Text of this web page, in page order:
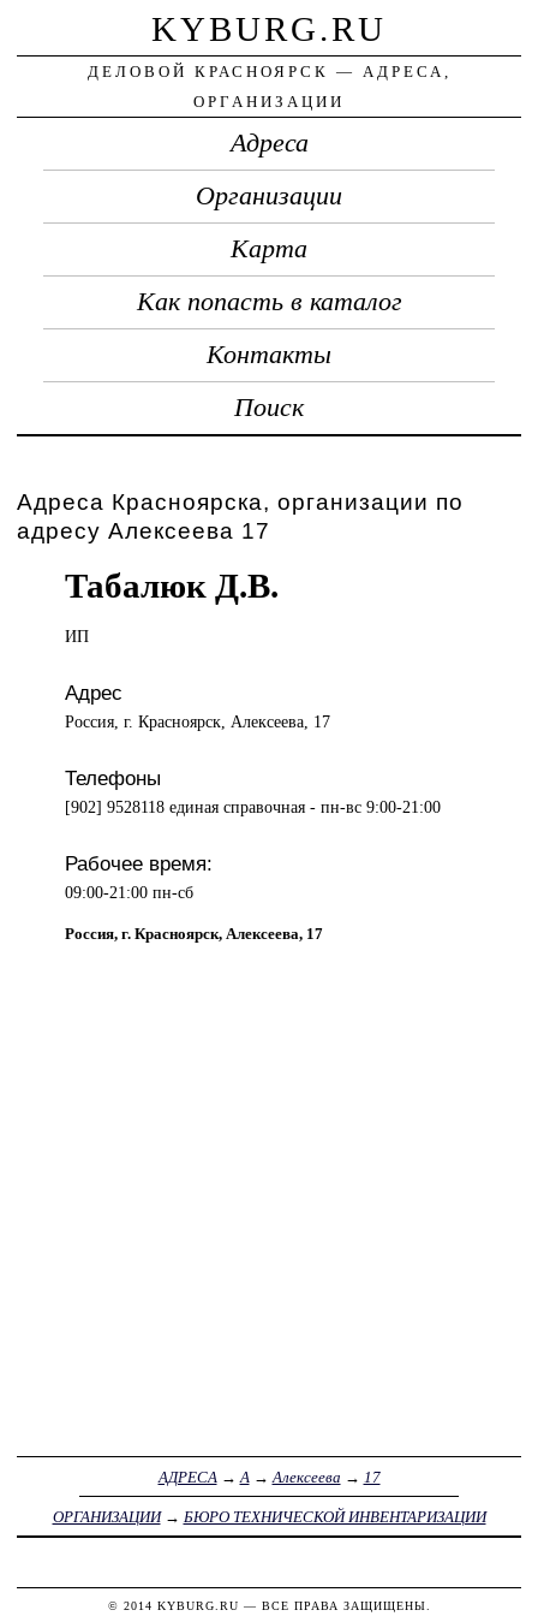
KYBURG.RU
ДЕЛОВОЙ КРАСНОЯРСК — АДРЕСА,
ОРГАНИЗАЦИИ
Адреса
Организации
Карта
Как попасть в каталог
Контакты
Поиск
Адреса Красноярска, организации по
адресу Алексеева 17
Табалюк Д.В.
ИП
Адрес
Россия, г. Красноярск, Алексеева, 17
Телефоны
[902] 9528118 единая справочная - пн-вс 9:00-21:00
Рабочее время:
09:00-21:00 пн-сб
Россия, г. Красноярск, Алексеева, 17
АДРЕСА → А → Алексеева → 17
ОРГАНИЗАЦИИ→ БЮРО ТЕХНИЧЕСКОЙ ИНВЕНТАРИЗАЦИИ
© 2014 KYBURG.RU — ВСЕ ПРАВА ЗАЩИЩЕНЫ.